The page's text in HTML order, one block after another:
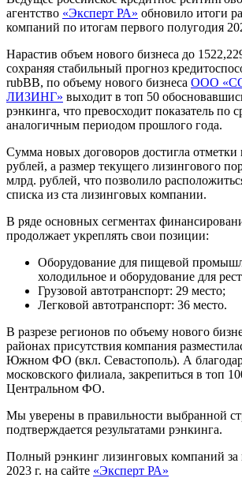
агентство «Эксперт РА» обновило итоги
компаний по итогам первого полугодия
Нарастив объем нового бизнеса до
сохраняя стабильный прогноз
rubBB, по объему нового бизнеса ООО
ЛИЗИНГ» выходит в топ 50
рэнкинга, что превосходит показатель по
аналогичным периодом прошлого года.
Сумма новых договоров достигла отметки
рублей, а размер текущего лизингового
млрд. рублей, что позволило
списка из ста лизинговых компании.
В ряде основных сегментах
продолжает укреплять свои позиции:
Оборудование для пищевой
холодильное и оборудование для
Грузовой автотранспорт: 29 место;
Легковой автотранспорт: 36 место.
В разрезе регионов по объему нового
районах присутствия компания
Южном ФО (вкл. Севастополь). А
московского филиала, закрепиться в топ
Центральном ФО.
Мы уверены в правильности выбранной
подтверждается результатами рэнкинга.
Полный рэнкинг лизинговых компаний за
2023 г. на сайте «Эксперт РА»